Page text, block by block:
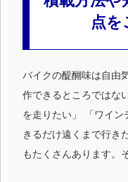
点を
バイクの醍醐味は自由
作できるところではな
を走りたい」 「ワイ
きるだけ遠くまで行き
もたくさんあります。